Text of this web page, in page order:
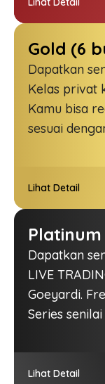
Gold (6
Dapatkan
Kelas privat
Kamu bisa
sesuai
Lihat Detail
Dapatkan
LIVE
Goeyardi.
Series
Lihat Detail